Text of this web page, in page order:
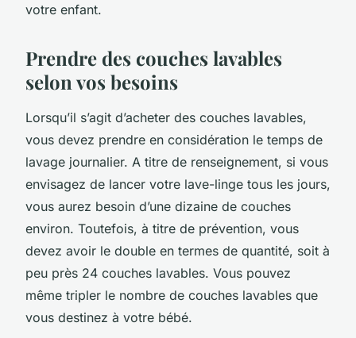
votre enfant.
Prendre des couches lavables
selon vos besoins
Lorsqu’il s’agit d’acheter des couches lavables,
vous devez prendre en considération le temps de
lavage journalier. A titre de renseignement, si vous
envisagez de lancer votre lave-linge tous les jours,
vous aurez besoin d’une dizaine de couches
environ. Toutefois, à titre de prévention, vous
devez avoir le double en termes de quantité, soit à
peu près 24 couches lavables. Vous pouvez
même tripler le nombre de couches lavables que
vous destinez à votre bébé.